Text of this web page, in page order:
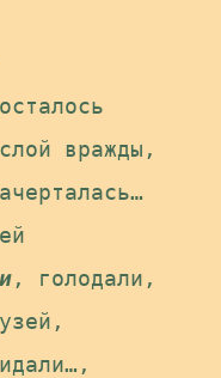
вражды,
и, голодали,